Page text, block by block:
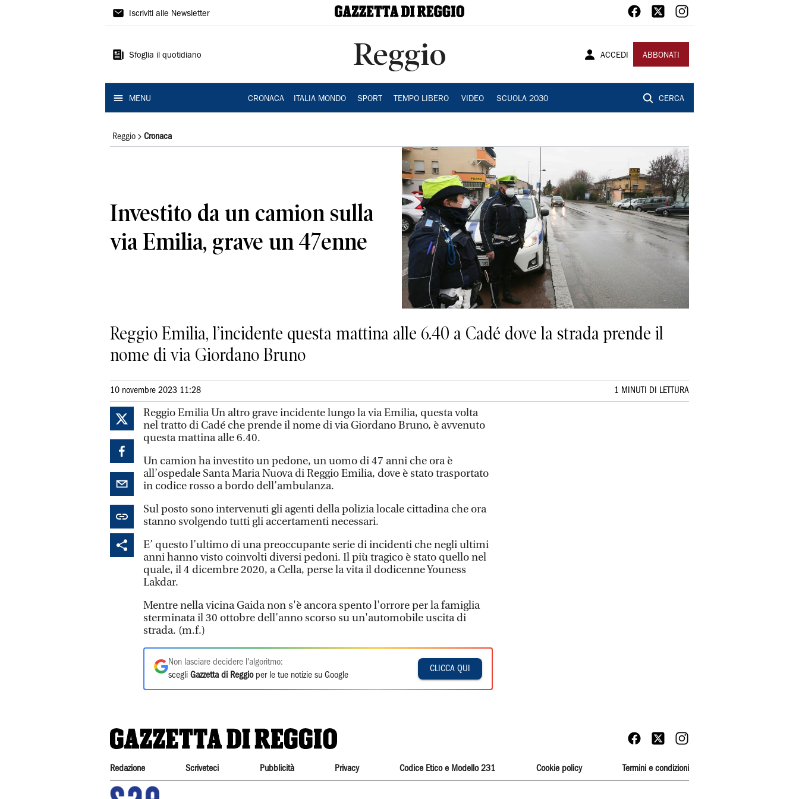
Gazzetta
Reggio
Iscriviti alle Newsletter
Sfoglia il quotidiano Reggio ACCEDI ABBONATI
MENU CRONACA ITALIA MONDO SPORT TEMPO LIBERO VIDEO SCUOLA 2030 CERCA
Reggio Cronaca
Investito da un camion sulla
via Emilia, grave un 47enne
Reggio Emilia, l’incidente questa mattina alle 6.40 a Cadé dove la strada prende il
nome di via Giordano Bruno
10 novembre 2023 11:28 1 MINUTI DI LETTURA
Reggio Emilia Un altro grave incidente lungo la via Emilia, questa volta
nel tratto di Cadé che prende il nome di via Giordano Bruno, è avvenuto
questa mattina alle 6.40.
Un camion ha investito un pedone, un uomo di 47 anni che ora è
all’ospedale Santa Maria Nuova di Reggio Emilia, dove è stato trasportato
in codice rosso a bordo dell’ambulanza.
Sul posto sono intervenuti gli agenti della polizia locale cittadina che ora
stanno svolgendo tutti gli accertamenti necessari.
E’ questo l’ultimo di una preoccupante serie di incidenti che negli ultimi
anni hanno visto coinvolti diversi pedoni. Il più tragico è stato quello nel
quale, il 4 dicembre 2020, a Cella, perse la vita il dodicenne Youness
Lakdar.
Mentre nella vicina Gaida non s'è ancora spento l'orrore per la famiglia
sterminata il 30 ottobre dell’anno scorso su un'automobile uscita di
strada. (m.f.)
Non lasciare decidere l'algoritmo:
scegli Gazzetta di Reggioper le tue notizie su Google
CLICCA QUI
Redazione Scriveteci Pubblicità Privacy Codice Etico e Modello 231 Cookie policy Termini e condizioni